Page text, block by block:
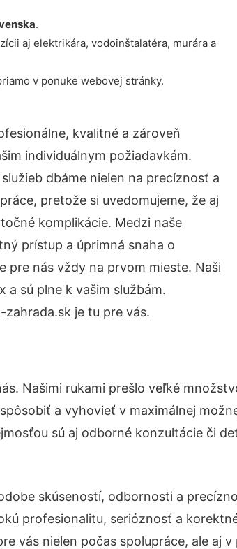
.
aj elektrikára, vodoinštalatéra, murára a
v ponuke webovej stránky.
kvalitné a zároveň
individuálnym požiadavkám.
dbáme nielen na precíznosť a
pretože si uvedomujeme, že aj
komplikácie. Medzi naše
prístup a úprimná snaha o
pre nás vždy na prvom mieste. Naši
a sú plne k vašim službám.
zahrada.sk je tu pre vás.
Našimi rukami prešlo veľké
a vyhovieť v maximálnej
sú aj odborné konzultácie či
skúseností, odbornosti a
profesionalitu, serióznosť a
vás nielen počas spolupráce, ale